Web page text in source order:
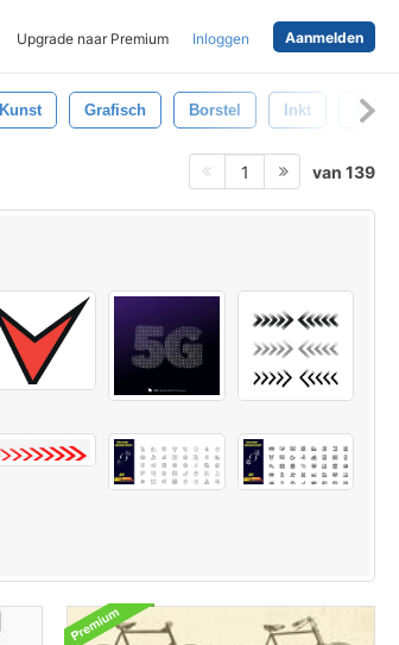
Upgrade naar Premium Inloggen Aanmelden
Kunst Grafisch Borstel Inkt Zwart
1 van 139